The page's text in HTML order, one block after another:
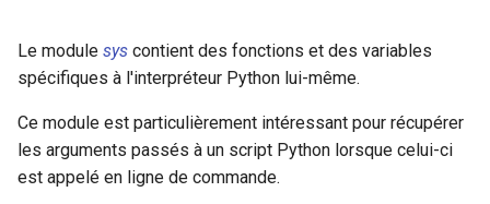
Le module sys contient des fonctions et des variables
spécifiques à l'interpréteur Python lui-même.
Ce module est particulièrement intéressant pour récupérer
les arguments passés à un script Python lorsque celui-ci
est appelé en ligne de commande.